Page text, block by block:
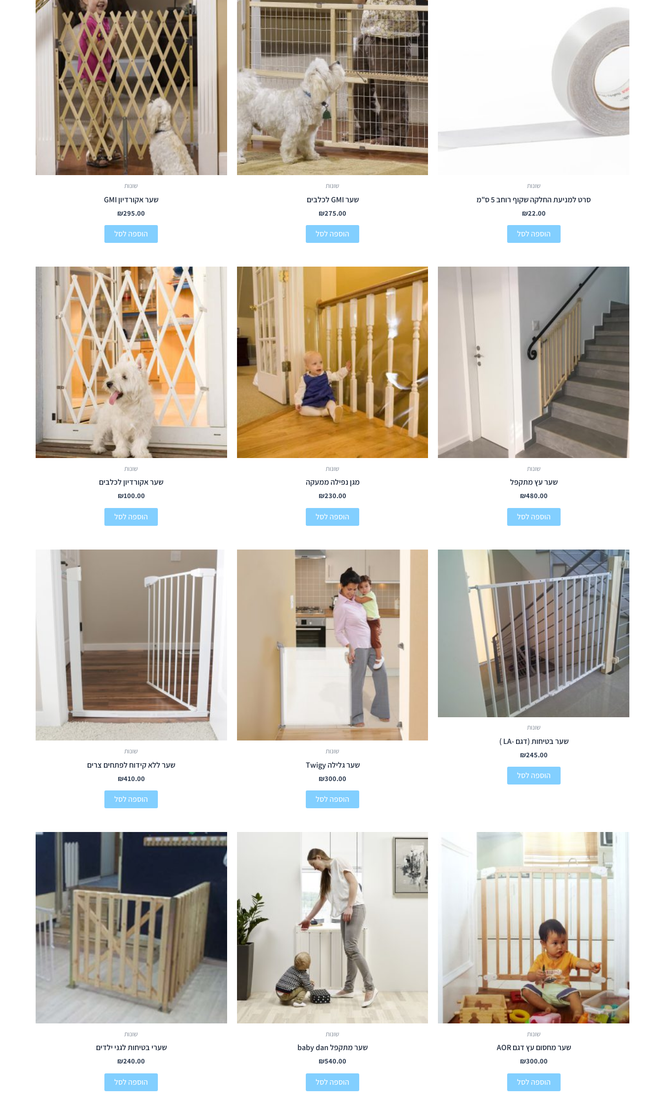
שונות
סרט למניעת החלקה שקוף רוחב 5 ס"מ
₪22.00
הוספה לסל
שונות
שער GMI לכלבים
₪275.00
הוספה לסל
שונות
שער אקורדיון GMI
₪295.00
הוספה לסל
שונות
שער עץ מתקפל
₪480.00
הוספה לסל
שונות
מגן נפילה ממעקה
₪230.00
הוספה לסל
שונות
שער אקורדיון לכלבים
₪100.00
הוספה לסל
שונות
שער בטיחות (דגם -LA )
₪245.00
הוספה לסל
שונות
שער גלילה Twigy
₪300.00
הוספה לסל
שונות
שער ללא קידוח לפתחים צרים
₪410.00
הוספה לסל
שונות
שער מחסום עץ דגם AOR
₪300.00
הוספה לסל
שונות
שער מתקפל baby dan
₪540.00
הוספה לסל
שונות
שערי בטיחות לגני ילדים
₪240.00
הוספה לסל